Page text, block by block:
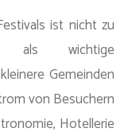
ist nicht zu
als wichtige
Gemeinden
von Besuchern
Hotellerie